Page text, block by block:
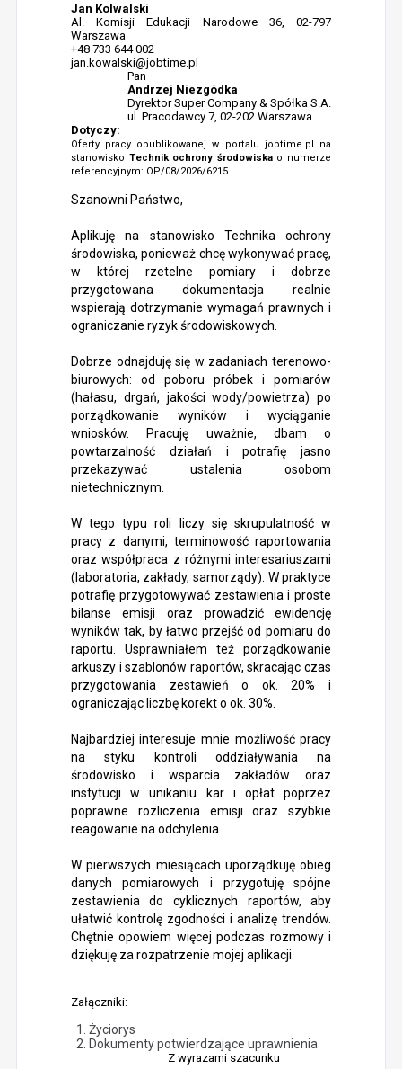
Jan Kolwalski
Al. Komisji Edukacji Narodowe 36, 02-797
Warszawa
+48 733 644 002
jan.kowalski@jobtime.pl
Pan
Andrzej Niezgódka
Dyrektor Super Company & Spółka S.A.
ul. Pracodawcy 7, 02-202 Warszawa
Dotyczy:
Oferty pracy opublikowanej w portalu jobtime.pl na
stanowisko Technik ochrony środowiskao numerze
referencyjnym: OP/08/2026/6215
Szanowni Państwo,
Aplikuję na stanowisko Technika ochrony
środowiska, ponieważ chcę wykonywać pracę,
w której rzetelne pomiary i dobrze
przygotowana dokumentacja realnie
wspierają dotrzymanie wymagań prawnych i
ograniczanie ryzyk środowiskowych.
Dobrze odnajduję się w zadaniach terenowo-
biurowych: od poboru próbek i pomiarów
(hałasu, drgań, jakości wody/powietrza) po
porządkowanie wyników i wyciąganie
wniosków. Pracuję uważnie, dbam o
powtarzalność działań i potrafię jasno
przekazywać ustalenia osobom
nietechnicznym.
W tego typu roli liczy się skrupulatność w
pracy z danymi, terminowość raportowania
oraz współpraca z różnymi interesariuszami
(laboratoria, zakłady, samorządy). W praktyce
potrafię przygotowywać zestawienia i proste
bilanse emisji oraz prowadzić ewidencję
wyników tak, by łatwo przejść od pomiaru do
raportu. Usprawniałem też porządkowanie
arkuszy i szablonów raportów, skracając czas
przygotowania zestawień o ok. 20% i
ograniczając liczbę korekt o ok. 30%.
Najbardziej interesuje mnie możliwość pracy
na styku kontroli oddziaływania na
środowisko i wsparcia zakładów oraz
instytucji w unikaniu kar i opłat poprzez
poprawne rozliczenia emisji oraz szybkie
reagowanie na odchylenia.
W pierwszych miesiącach uporządkuję obieg
danych pomiarowych i przygotuję spójne
zestawienia do cyklicznych raportów, aby
ułatwić kontrolę zgodności i analizę trendów.
Chętnie opowiem więcej podczas rozmowy i
dziękuję za rozpatrzenie mojej aplikacji.
Załączniki:
Życiorys
Dokumenty potwierdzające uprawnienia
Z wyrazami szacunku